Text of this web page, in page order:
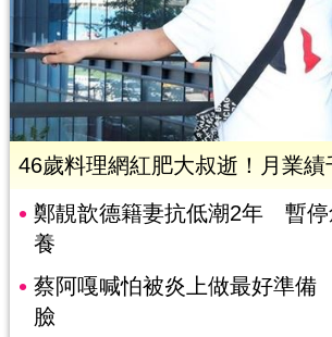
46歲料理網紅肥大叔逝！月業績
鄭靚歆德籍妻抗低潮2年 暫停
養
蔡阿嘎喊怕被炎上做最好準
臉